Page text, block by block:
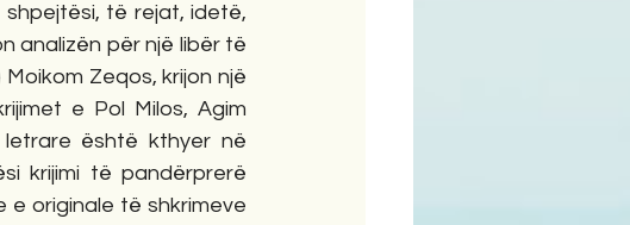
shpejtësi, të rejat, idetë,
analizën për një libër të
Zeqos, krijon një
e Pol Milos, Agim
është kthyer në
krijimi të pandërprerë
e originale të shkrimeve